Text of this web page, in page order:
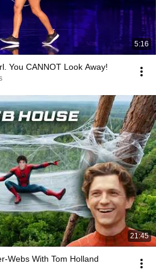
5:16
You CANNOT Look Away!
21:45
Webs With Tom Holland